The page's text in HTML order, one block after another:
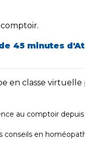
45 minutes
en classe
au comptoir
conseils en